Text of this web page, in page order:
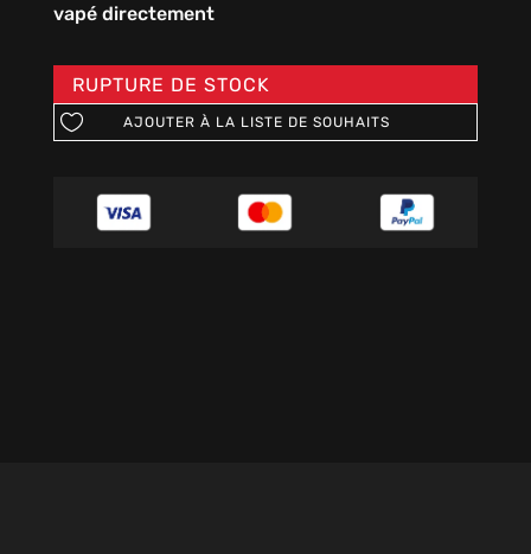
vapé directement
RUPTURE DE STOCK
AJOUTER À LA LISTE DE SOUHAITS